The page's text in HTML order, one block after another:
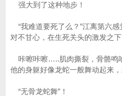
强大到了这种地步！
“我难道要死了么？”江离第六
对不甘心，在生死关头的激发之下
咔嚓咔嚓…..肌肉撕裂，骨骼鸣
他的身躯好像龙蛇一般舞动起来，
“无骨龙蛇舞”！